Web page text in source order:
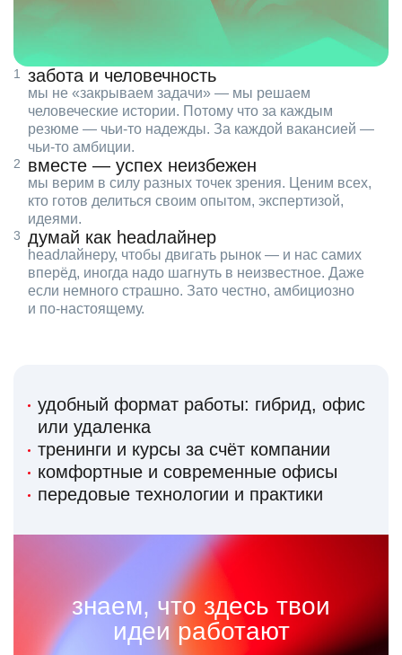
забота и человечность
мы не «закрываем задачи» — мы решаем
человеческие истории. Потому что за каждым
резюме — чьи‑то надежды. За каждой вакансией —
чьи‑то амбиции.
вместе — успех неизбежен
мы верим в силу разных точек зрения. Ценим всех,
кто готов делиться своим опытом, экспертизой,
идеями.
думай как headлайнер
headлайнеру, чтобы двигать рынок — и нас самих
вперёд, иногда надо шагнуть в неизвестное. Даже
если немного страшно. Зато честно, амбициозно
и по‑настоящему.
удобный формат работы: гибрид, офис
или удаленка
тренинги и курсы за счёт компании
комфортные и современные офисы
передовые технологии и практики
знаем, что здесь твои
идеи работают